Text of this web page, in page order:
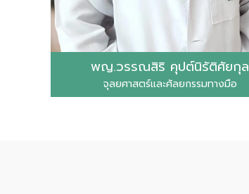
พญ.วรรณสิริ คุปต์นิรัติศัยกุล
จุลยศาสตร์และศัลยกรรมทางมือ